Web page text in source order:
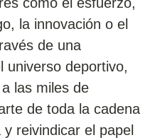
como el esfuerzo,
la innovación o el
de una
universo deportivo,
las miles de
de toda la cadena
reivindicar el papel